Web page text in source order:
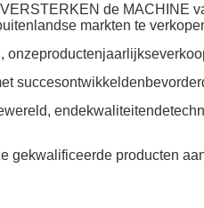
de MACHINE
markten te
gekwalificeerde producten